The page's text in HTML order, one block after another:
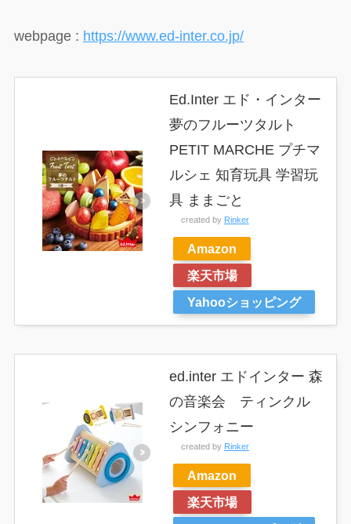
webpage : https://www.ed-inter.co.jp/
Ed.Inter エド・インター
夢のフルーツタルト
PETIT MARCHE プチマ
ルシェ 知育玩具 学習玩
具 ままごと
created by Rinker
Amazon
楽天市場
Yahooショッピング
ed.inter エドインター 森
の音楽会 ティンクル
シンフォニー
created by Rinker
Amazon
楽天市場